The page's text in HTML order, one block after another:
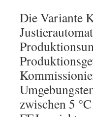
Die Variante
zwischen 5